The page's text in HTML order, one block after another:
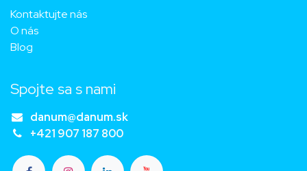
Kontaktujte nás
O nás
Blog
Spojte sa s nami
danum@danum.sk
+421 907 187 800